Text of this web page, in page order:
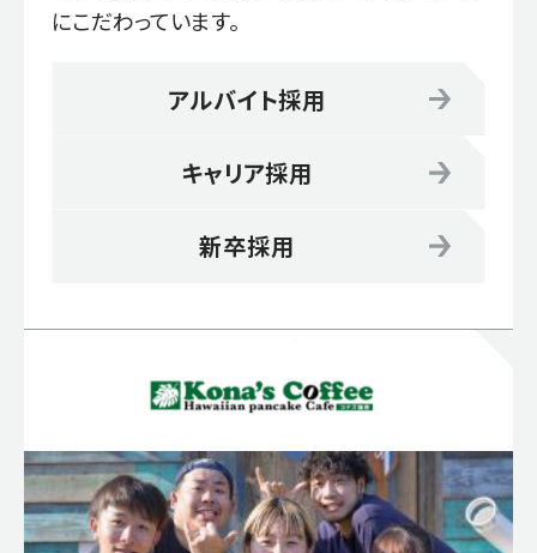
にこだわっています。
アルバイト採用
キャリア採用
新卒採用